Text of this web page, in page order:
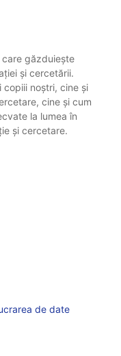
care găzduiește
și cercetării.
copiii noștri, cine și
cine și cum
la lumea în
și cercetare.
de date